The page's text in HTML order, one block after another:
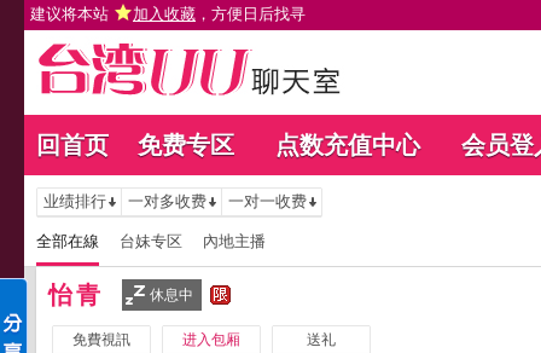
建议将本站 加入收藏 ，方便日后找寻
回首页 免费专区 点数充值中心 会员登
业绩排行 一对多收费 一对一收费
全部在線 台妹专区 內地主播
怡青 休息中
免費視訊 进入包厢 送礼